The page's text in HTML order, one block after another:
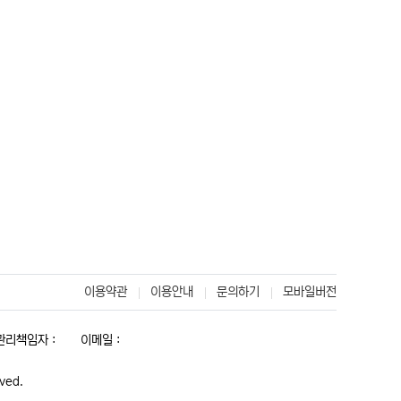
이용약관 이용안내 문의하기 모바일버전
리책임자 : 이메일 :